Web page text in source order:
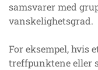
samsvarer med
vanskelighetsgrad.
For eksempel, hvis
treffpunktene eller